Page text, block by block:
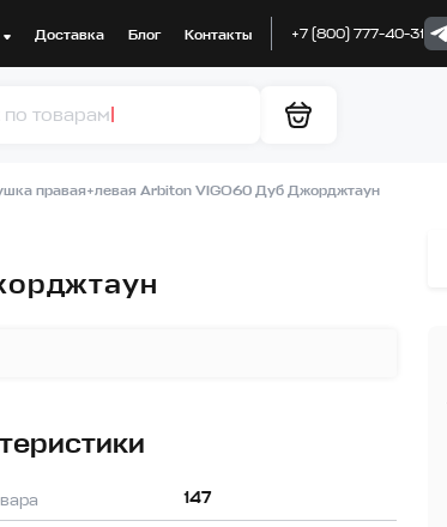
Доставка Блог Контакты +7 (800) 777-40-31
правая+левая Arbiton VIGO60 Дуб Джорджтаун
147